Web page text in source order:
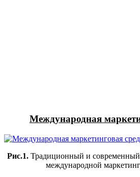
Международная
Рис.1.Традиционный и современный
международной